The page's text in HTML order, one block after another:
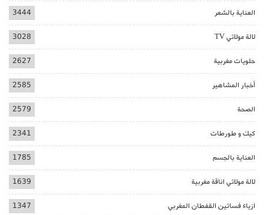
العناية بالشعر 3444
لالة مولاتي TV 3028
حلويات مغربية 2627
أخبار المشاهير 2585
الصحة 2579
كيك و طورطات 2341
العناية بالجسم 1785
لالة مولاتي اناقة مغربية 1639
ازياء فساتين القفطان المغربي 1347